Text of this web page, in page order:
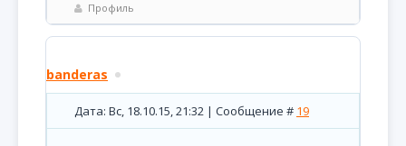
Профиль
banderas
Дата: Вс, 18.10.15, 21:32 | Сообщение # 19